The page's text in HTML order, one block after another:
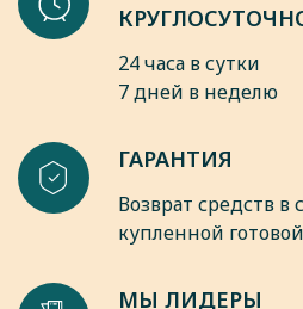
24 часа в сутки
7 дней в неделю
ГАРАНТИЯ
Возврат средств в
купленной
МЫ ЛИДЕРЫ